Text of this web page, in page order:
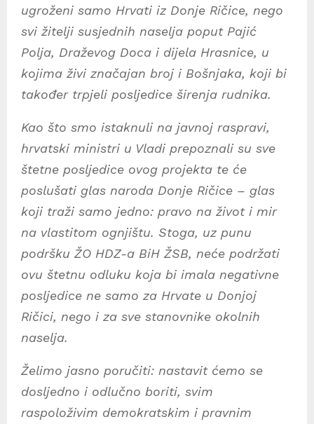
ugroženi samo Hrvati iz Donje Ričice, nego
svi žitelji susjednih naselja poput Pajić
Polja, Draževog Doca i dijela Hrasnice, u
kojima živi značajan broj i Bošnjaka, koji bi
također trpjeli posljedice širenja rudnika.
Kao što smo istaknuli na javnoj raspravi,
hrvatski ministri u Vladi prepoznali su sve
štetne posljedice ovog projekta te će
poslušati glas naroda Donje Ričice – glas
koji traži samo jedno: pravo na život i mir
na vlastitom ognjištu. Stoga, uz punu
podršku ŽO HDZ-a BiH ŽSB, neće podržati
ovu štetnu odluku koja bi imala negativne
posljedice ne samo za Hrvate u Donjoj
Ričici, nego i za sve stanovnike okolnih
naselja.
Želimo jasno poručiti: nastavit ćemo se
dosljedno i odlučno boriti, svim
raspoloživim demokratskim i pravnim